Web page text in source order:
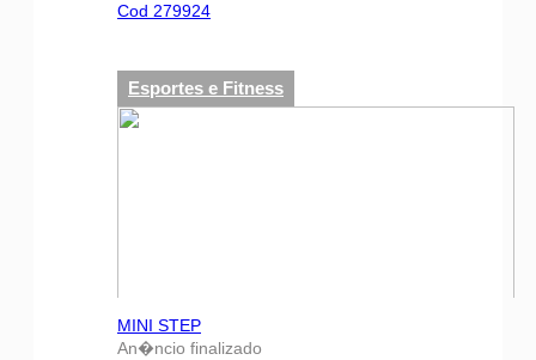
Cod 279924
Esportes e Fitness
MINI STEP
An�ncio finalizado